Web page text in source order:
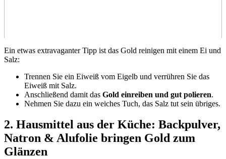
Ein etwas extravaganter Tipp ist das Gold reinigen mit einem Ei und
Salz:
Trennen Sie ein Eiweiß vom Eigelb und verrühren Sie das
Eiweiß mit Salz.
Anschließend damit das Gold einreiben und gut polieren.
Nehmen Sie dazu ein weiches Tuch, das Salz tut sein übriges.
2. Hausmittel aus der Küche: Backpulver,
Natron & Alufolie bringen Gold zum
Glänzen